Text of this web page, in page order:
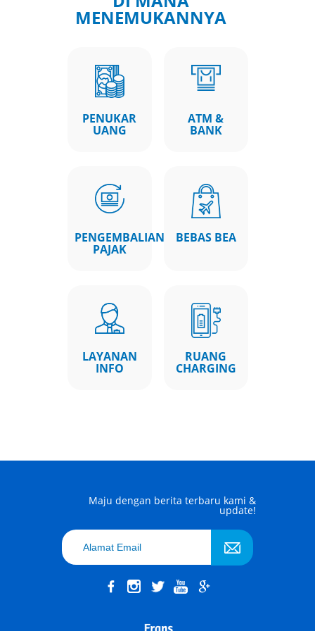
MENEMUKANNYA
PENUKAR
UANG
ATM &
BANK
PENGEMBALIAN
PAJAK
BEBAS BEA
LAYANAN
INFO
RUANG
CHARGING
Maju dengan berita terbaru kami &
update!